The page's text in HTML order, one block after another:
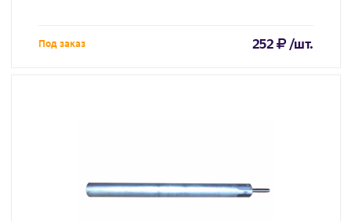
Под заказ 252 /шт.